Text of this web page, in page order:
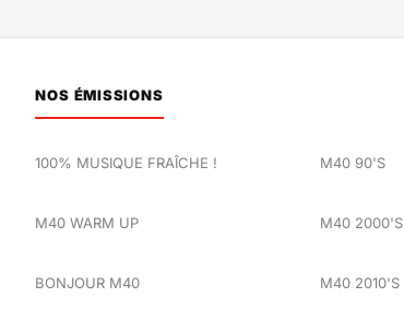
NOS ÉMISSIONS
100% MUSIQUE FRAÎCHE !
M40 WARM UP
BONJOUR M40
M40 90'S
M40 2000'S
M40 2010'S